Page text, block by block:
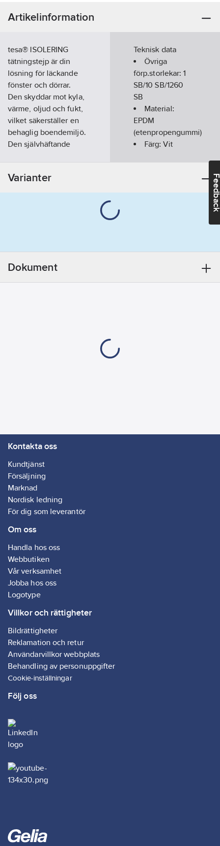
Artikelinformation
tesa® ISOLERING
tätningstejp är din
lösning för läckande
fönster och dörrar.
Den skyddar mot kyla,
värme, oljud och fukt,
vilket säkerställer en
behaglig boendemiljö.
Den självhäftande
behöver är en sax.
Efter att ha rengjort
sin profil som liknar
bokstaven E i tvärsnitt,
tätar den
högkvalitativa
rester.
Artikelnr: 5001001928
Lev.
artikelnr:
05463-00120-03
Ean
artikelnr:
4042448102287
Teknisk data
Övriga
förp.storlekar:1
SB/10 SB/1260
SB
Material:
EPDM
(etenpropengummi)
Färg:Vit
mm
Ja
Varianter
Dokument
Kontakta oss
Kundtjänst
Försäljning
Marknad
Nordisk ledning
För dig som leverantör
Om oss
Handla hos oss
Webbutiken
Vår verksamhet
Jobba hos oss
Logotype
Villkor och rättigheter
Bildrättigheter
Reklamation och retur
Användarvillkor webbplats
Behandling av personuppgifter
Cookie-inställningar
Följ oss